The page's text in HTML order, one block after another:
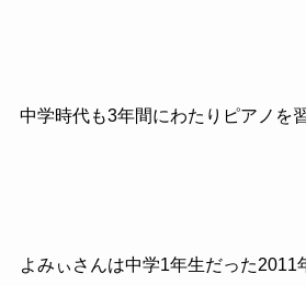
中学時代も3年間にわたりピアノを
よみぃさんは中学1年生だった2011